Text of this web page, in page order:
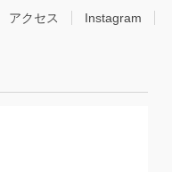
アクセス Instagram